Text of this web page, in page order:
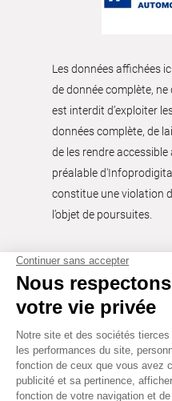
Les données affichées
de donnée complète, ne
est interdit d’exploiter
données complète, de
de les rendre
préalable
constitue une violation
l’objet de poursuites.
Tous droits